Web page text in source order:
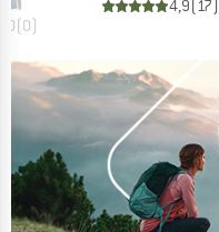
(0)
4,9( 17)